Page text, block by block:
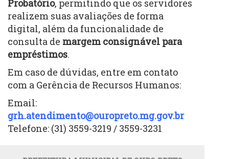
Probatório, permitindo que os servidores
realizem suas avaliações de forma
digital, além da funcionalidade de
consulta de margem consignável para
empréstimos.
Em caso de dúvidas, entre em contato
com a Gerência de Recursos Humanos:
Email:
grh.atendimento@ouropreto.mg.gov.br
Telefone: (31) 3559-3219 / 3559-3231